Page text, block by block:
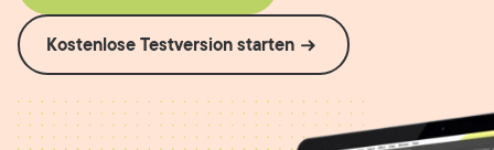
Kostenlose Testversion starten